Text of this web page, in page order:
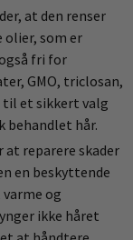
at den renser
olier, som er
fri for
GMO, triclosan,
til et sikkert valg
behandlet hår.
at reparere skader
en beskyttende
og
ikke håret